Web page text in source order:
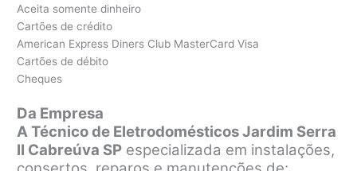
Aceita somente dinheiro
Cartões de crédito
American Express Diners Club MasterCard Visa
Cartões de débito
Cheques
Da Empresa
A Técnico de Eletrodomésticos Jardim Serra
II Cabreúva SP especializada em instalações,